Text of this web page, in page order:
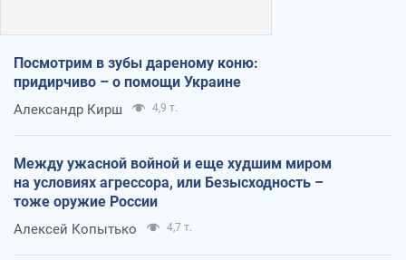
Посмотрим в зубы дареному коню:
придирчиво – о помощи Украине
Александр Кирш 4,9 т.
Между ужасной войной и еще худшим миром
на условиях агрессора, или Безысходность –
тоже оружие России
Алексей Копытько 4,7 т.